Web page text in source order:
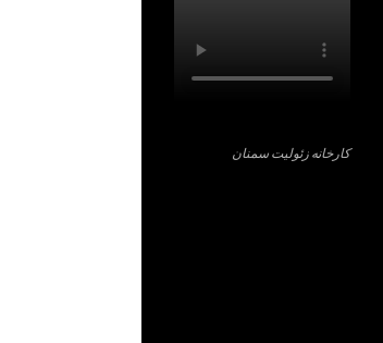
کارخانه زئولیت سمنان